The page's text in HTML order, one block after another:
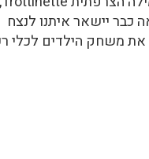
איתנו לנצח
לכלי רכב